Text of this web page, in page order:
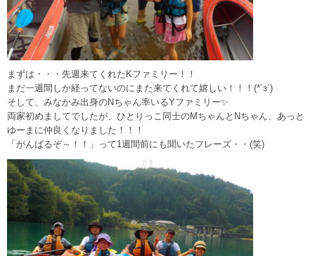
まずは・・・先週来てくれたKファミリー！！
まだ一週間しか経ってないのにまた来てくれて嬉しい！！！(*´з`)
そして、みなかみ出身のNちゃん率いるYファミリー✨
両家初めましてでしたが、ひとりっこ同士のMちゃんとNちゃん、あっと
ゆーまに仲良くなりました！！！
「がんばるぞ～！！」って1週間前にも聞いたフレーズ・・(笑)